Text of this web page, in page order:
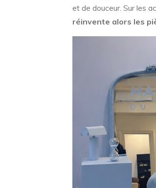
et de douceur. Sur les
réinvente alors les